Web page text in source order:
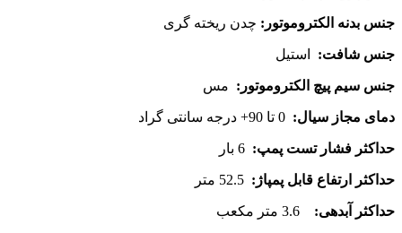
جنس بدنه الکتروموتور: چدن ریخته گری
جنس شافت: استیل
جنس سیم پیچ الکتروموتور: مس
دمای مجاز سیال:
حداکثر فشار تست پمپ:
حداکثر ارتفاع قابل پمپاژ:
حداکثر آبدهی: